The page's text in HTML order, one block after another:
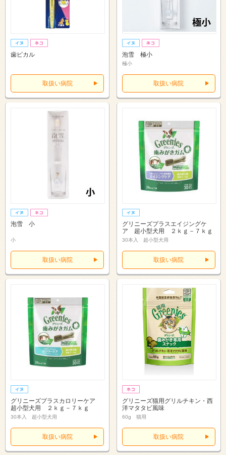
歯ピカル
取扱い病院
泡雪 極小
極小
取扱い病院
泡雪 小
小
取扱い病院
グリニーズプラスエイジングケ
ア 超小型犬用 ２ｋｇ－７ｋｇ
30本入 超小型犬用
取扱い病院
グリニーズプラスカロリーケア
超小型犬用 ２ｋｇ－７ｋｇ
30本入 超小型犬用
取扱い病院
グリニーズ猫用グリルチキン・西
洋マタタビ風味
60g 猫用
取扱い病院